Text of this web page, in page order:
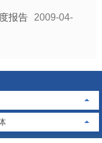
报告
2009-04-